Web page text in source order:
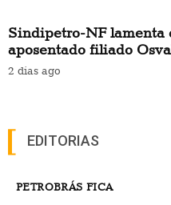
Sindipetro-NF lamenta
aposentado filiado
2 dias ago
EDITORIAS
PETROBRÁS FICA